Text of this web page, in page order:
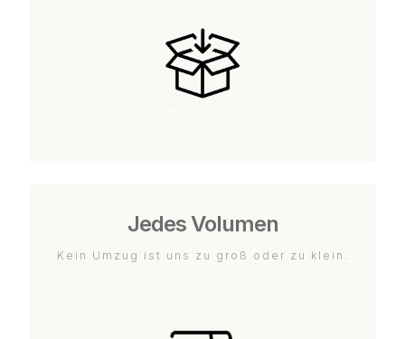
Jedes Volumen
Kein Umzug ist uns zu groß oder zu klein.